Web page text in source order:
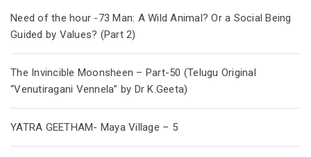
Need of the hour -73 Man: A Wild Animal? Or a Social Being
Guided by Values? (Part 2)
The Invincible Moonsheen – Part-50 (Telugu Original
“Venutiragani Vennela” by Dr K.Geeta)
YATRA GEETHAM- Maya Village – 5